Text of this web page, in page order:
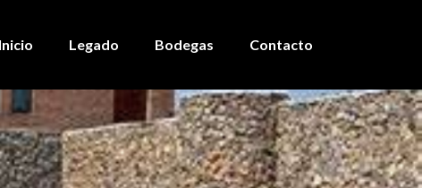
Inicio Legado Bodegas Contacto